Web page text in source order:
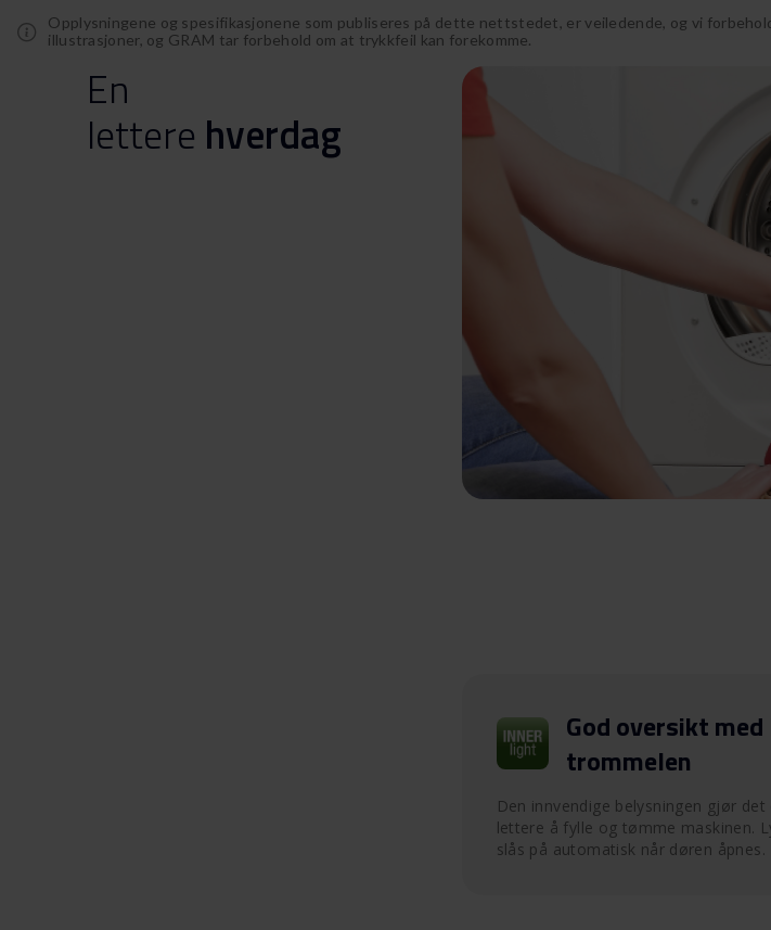
Opplysningene og spesifikasjonene som publiseres på dette nettstedet, er veiledende, og vi
illustrasjoner, og GRAM tar forbehold om at trykkfeil kan forekomme.
En
lettere hverdag
God oversikt med
trommelen
Den innvendige belysningen gjør det
lettere å fylle og tømme maskinen.
slås på automatisk når døren åpnes.